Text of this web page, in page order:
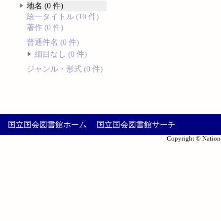
地名 (0 件)
統一タイトル (10 件)
著作 (0 件)
普通件名 (0 件)
細目なし (0 件)
ジャンル・形式 (0 件)
国立国会図書館ホーム 国立国会図書館サーチ
Copyright ©